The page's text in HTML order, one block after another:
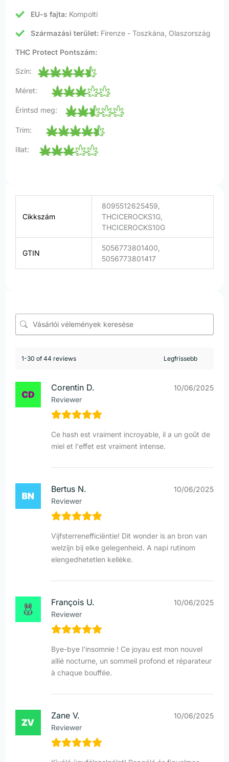
EU-s fajta: Kompolti
Származási terület: Firenze - Toszkána, Olaszország
THC Protect Pontszám:
Szín:
Méret:
Érintsd meg:
Trim:
Illat:
Cikkszám
8095512625459,
THCICEROCKS1G,
THCICEROCKS10G
GTIN
5056773801400,
5056773801417
1-30 of 44 reviews
Corentin D.
Reviewer
10/06/2025
Ce hash est vraiment incroyable, il a un goűt de
miel et l'effet est vraiment intense.
Bertus N.
Reviewer
10/06/2025
Vijfsterrenefficiëntie! Dit wonder is an bron van
welzijn bij elke gelegenheid. A napi rutinom
elengedhetetlen kelléke.
François U.
Reviewer
10/06/2025
Bye-bye l'insomnie ! Ce joyau est mon nouvel
allié nocturne, un sommeil profond et réparateur
à chaque bouffée.
Zane V.
Reviewer
10/06/2025